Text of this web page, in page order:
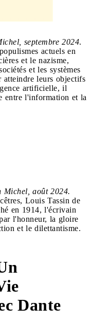
septembre 2024.
actuels en
et le nazisme,
et les systèmes
leurs objectifs
artificielle, il
entre l'information et la
Michel, août 2024.
Louis Tassin de
en 1914, l'écrivain
l'honneur, la gloire
et le dilettantisme.
Dante